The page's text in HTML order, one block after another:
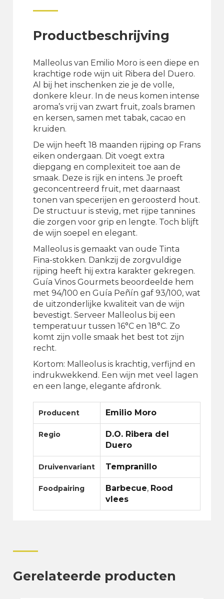
Productbeschrijving
Malleolus van Emilio Moro is een diepe en
krachtige rode wijn uit Ribera del Duero.
Al bij het inschenken zie je de volle,
donkere kleur. In de neus komen intense
aroma’s vrij van zwart fruit, zoals bramen
en kersen, samen met tabak, cacao en
kruiden.
De wijn heeft 18 maanden rijping op Frans
eiken ondergaan. Dit voegt extra
diepgang en complexiteit toe aan de
smaak. Deze is rijk en intens. Je proeft
geconcentreerd fruit, met daarnaast
tonen van specerijen en geroosterd hout.
De structuur is stevig, met rijpe tannines
die zorgen voor grip en lengte. Toch blijft
de wijn soepel en elegant.
Malleolus is gemaakt van oude Tinta
Fina-stokken. Dankzij de zorgvuldige
rijping heeft hij extra karakter gekregen.
Guía Vinos Gourmets beoordeelde hem
met 94/100 en Guía Peñín gaf 93/100, wat
de uitzonderlijke kwaliteit van de wijn
bevestigt. Serveer Malleolus bij een
temperatuur tussen 16°C en 18°C. Zo
komt zijn volle smaak het best tot zijn
recht.
Kortom: Malleolus is krachtig, verfijnd en
indrukwekkend. Een wijn met veel lagen
en een lange, elegante afdronk.
Producent Emilio Moro
Regio
D.O. Ribera del
Duero
Druivenvariant Tempranillo
Foodpairing Barbecue, Rood
vlees
Gerelateerde producten